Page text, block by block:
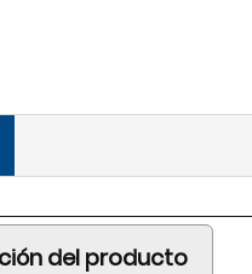
del producto